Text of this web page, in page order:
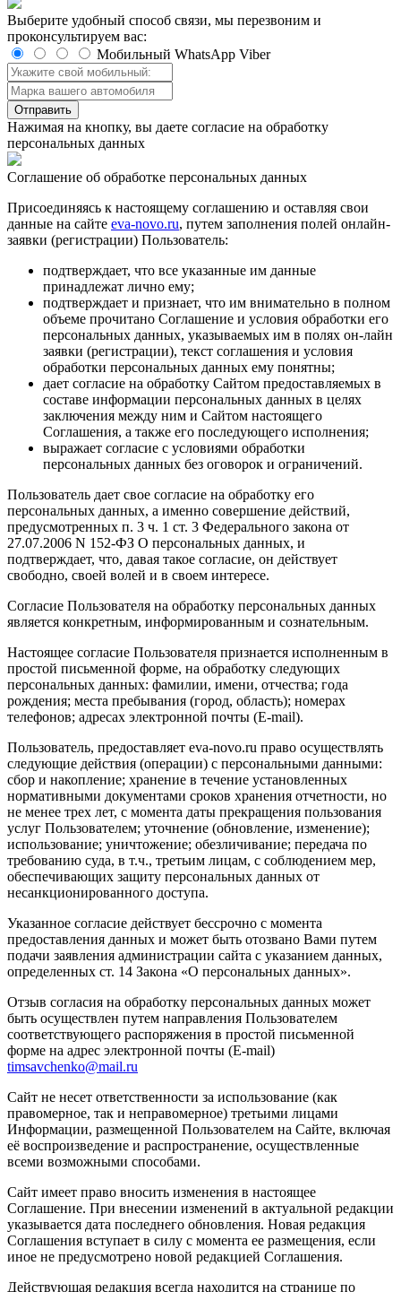
Выберите удобный способ связи, мы перезвоним и
проконсультируем вас:
Мобильный WhatsApp Viber
Отправить
Нажимая на кнопку, вы даете согласие на обработку
персональных данных
Соглашение об обработке персональных данных
Присоединяясь к настоящему cоглашению и оставляя свои
данные на cайте eva-novo.ru, путем заполнения полей онлайн-
заявки (регистрации) Пользователь:
подтверждает, что все указанные им данные
принадлежат лично ему;
подтверждает и признает, что им внимательно в полном
объеме прочитано Соглашение и условия обработки его
персональных данных, указываемых им в полях он-лайн
заявки (регистрации), текст соглашения и условия
обработки персональных данных ему понятны;
дает согласие на обработку Сайтом предоставляемых в
составе информации персональных данных в целях
заключения между ним и Сайтом настоящего
Соглашения, а также его последующего исполнения;
выражает согласие с условиями обработки
персональных данных без оговорок и ограничений.
Пользователь дает свое согласие на обработку его
персональных данных, а именно совершение действий,
предусмотренных п. 3 ч. 1 ст. 3 Федерального закона от
27.07.2006 N 152-ФЗ О персональных данных, и
подтверждает, что, давая такое согласие, он действует
свободно, своей волей и в своем интересе.
Согласие Пользователя на обработку персональных данных
является конкретным, информированным и сознательным.
Настоящее согласие Пользователя признается исполненным в
простой письменной форме, на обработку следующих
персональных данных: фамилии, имени, отчества; года
рождения; места пребывания (город, область); номерах
телефонов; адресах электронной почты (E-mail).
Пользователь, предоставляет eva-novo.ru право осуществлять
следующие действия (операции) с персональными данными:
сбор и накопление; хранение в течение установленных
нормативными документами сроков хранения отчетности, но
не менее трех лет, с момента даты прекращения пользования
услуг Пользователем; уточнение (обновление, изменение);
использование; уничтожение; обезличивание; передача по
требованию суда, в т.ч., третьим лицам, с соблюдением мер,
обеспечивающих защиту персональных данных от
несанкционированного доступа.
Указанное согласие действует бессрочно с момента
предоставления данных и может быть отозвано Вами путем
подачи заявления администрации сайта с указанием данных,
определенных ст. 14 Закона «О персональных данных».
Отзыв согласия на обработку персональных данных может
быть осуществлен путем направления Пользователем
соответствующего распоряжения в простой письменной
форме на адрес электронной почты (E-mail)
timsavchenko@mail.ru
Сайт не несет ответственности за использование (как
правомерное, так и неправомерное) третьими лицами
Информации, размещенной Пользователем на Сайте, включая
её воспроизведение и распространение, осуществленные
всеми возможными способами.
Сайт имеет право вносить изменения в настоящее
Соглашение. При внесении изменений в актуальной редакции
указывается дата последнего обновления. Новая редакция
Соглашения вступает в силу с момента ее размещения, если
иное не предусмотрено новой редакцией Соглашения.
Действующая редакция всегда находится на странице по